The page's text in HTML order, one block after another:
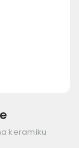
keramiku